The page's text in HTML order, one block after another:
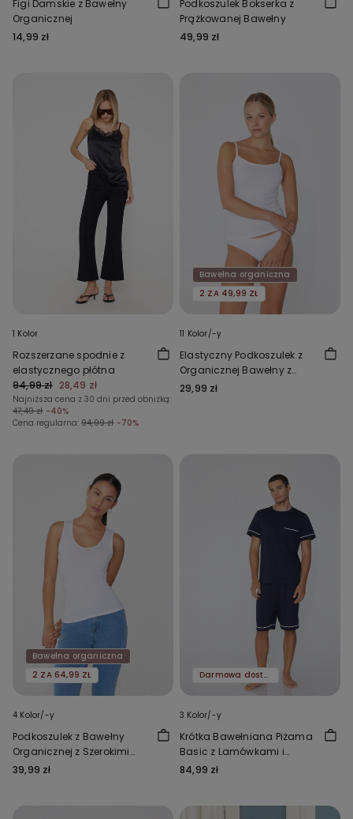
Figi Damskie z Bawełny
Organicznej
14,99 zł
Podkoszulek Bokserka z
Prążkowanej Bawełny
49,99 zł
1 Kolor
Rozszerzane spodnie z
elastycznego płótna
94,99 zł 28,49 zł
Najniższa cena z 30 dni przed obniżką:
47,49 zł -40%
Cena regularna: 94,99 zł -70%
Bawełna organiczna
2 ZA 49,99 ZŁ
11 Kolor/-y
Elastyczny Podkoszulek z
Organicznej Bawełny z
Okrągłym Dekoltem
29,99 zł
Bawełna organiczna
2 ZA 64,99 ZŁ
4 Kolor/-y
Podkoszulek z Bawełny
Organicznej z Szerokimi
Ramiączkami i
39,99 zł
Darmowa dostawa
3 Kolor/-y
Krótka Bawełniana Piżama
Basic z Lamówkami i
Kieszonką
84,99 zł